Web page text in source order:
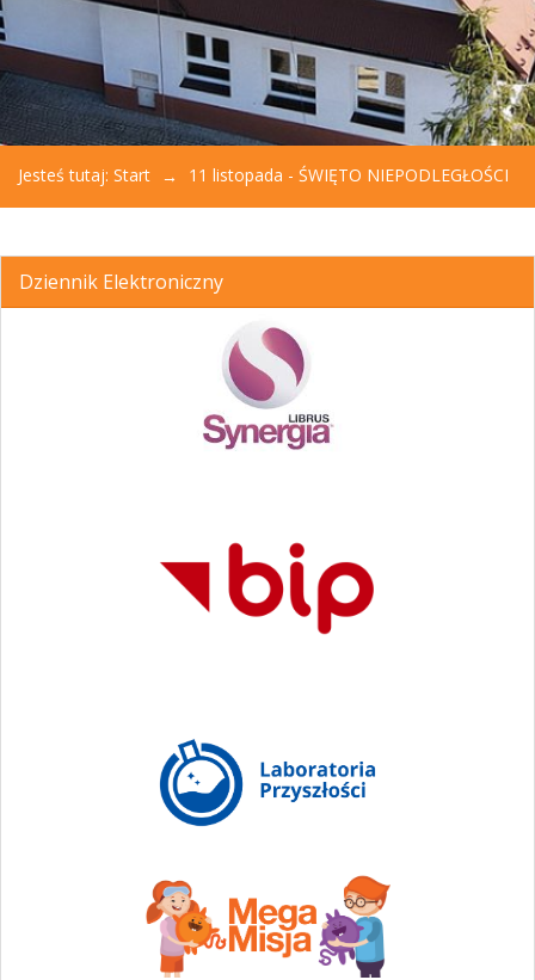
Jesteś tutaj: Start 11 listopada - ŚWIĘTO NIEPODLEGŁOŚCI
Dziennik Elektroniczny